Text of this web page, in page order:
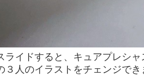
ライドすると、キュアプレシ
３人のイラストをチェンジでき